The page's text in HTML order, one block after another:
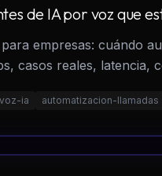
de IA por voz que
empresas: cuándo
casos reales, latencia,
ia automatizacion-llamadas